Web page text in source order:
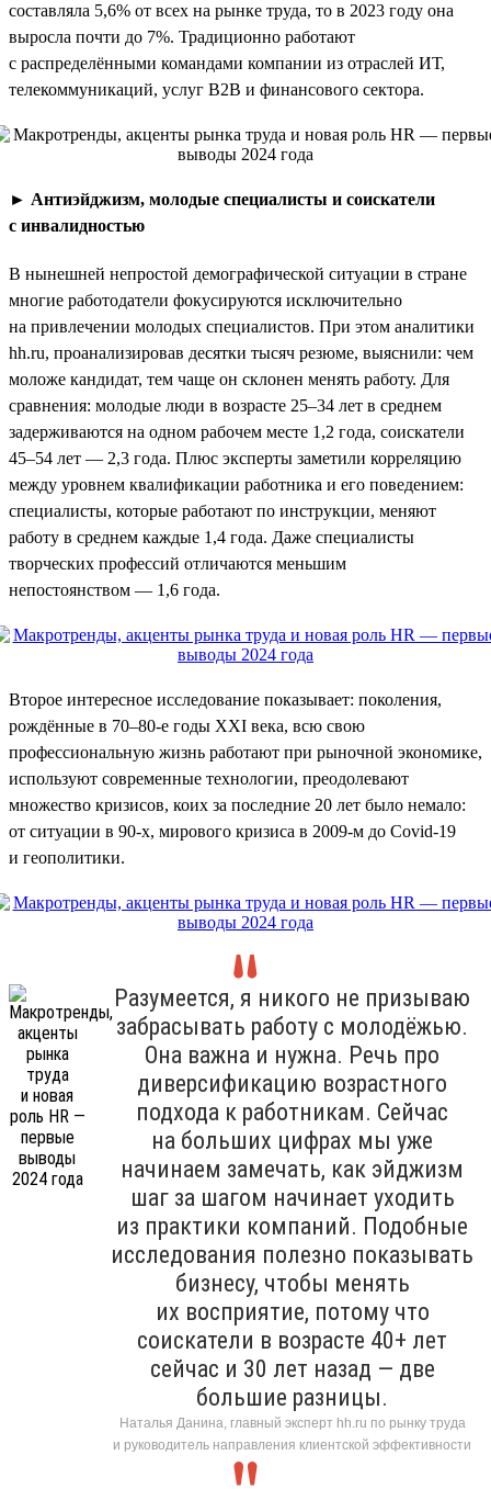
составляла 5,6% от всех на рынке труда, то в 2023 году она
выросла почти до 7%. Традиционно работают
с распределёнными командами компании из отраслей ИТ,
телекоммуникаций, услуг B2B и финансового сектора.
► Антиэйджизм, молодые специалисты и соискатели
с инвалидностью
В нынешней непростой демографической ситуации в стране
многие работодатели фокусируются исключительно
на привлечении молодых специалистов. При этом аналитики
hh.ru, проанализировав десятки тысяч резюме, выяснили: чем
моложе кандидат, тем чаще он склонен менять работу. Для
сравнения: молодые люди в возрасте 25–34 лет в среднем
задерживаются на одном рабочем месте 1,2 года, соискатели
45–54 лет — 2,3 года. Плюс эксперты заметили корреляцию
между уровнем квалификации работника и его поведением:
специалисты, которые работают по инструкции, меняют
работу в среднем каждые 1,4 года. Даже специалисты
творческих профессий отличаются меньшим
непостоянством — 1,6 года.
Второе интересное исследование показывает: поколения,
рождённые в 70–80-е годы XXI века, всю свою
профессиональную жизнь работают при рыночной экономике,
используют современные технологии, преодолевают
множество кризисов, коих за последние 20 лет было немало:
от ситуации в 90-х, мирового кризиса в 2009-м до Covid-19
и геополитики.
Разумеется, я никого не призываю
забрасывать работу с молодёжью.
Она важна и нужна. Речь про
диверсификацию возрастного
подхода к работникам. Сейчас
на больших цифрах мы уже
начинаем замечать, как эйджизм
шаг за шагом начинает уходить
из практики компаний. Подобные
исследования полезно показывать
бизнесу, чтобы менять
их восприятие, потому что
соискатели в возрасте 40+ лет
сейчас и 30 лет назад — две
большие разницы.
Наталья Данина, главный эксперт hh.ru по рынку труда
и руководитель направления клиентской эффективности